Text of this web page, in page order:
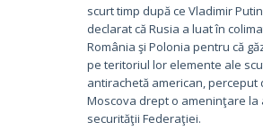
scurt timp după ce Vladimir
declarat că Rusia a luat în
România şi Polonia pentru că
pe teritoriul lor elemente ale
antirachetă american, perceput
Moscova drept o ameninţare la
securităţii Federaţiei.